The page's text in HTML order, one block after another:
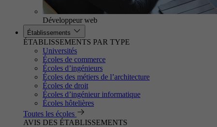
Développeur web
Établissements
ÉTABLISSEMENTS PAR TYPE
Universités
Écoles de commerce
Écoles d’ingénieurs
Écoles des métiers de l’architecture
Écoles de droit
Écoles d’ingénieur informatique
Écoles hôtelières
Toutes les écoles
AVIS DES ÉTABLISSEMENTS